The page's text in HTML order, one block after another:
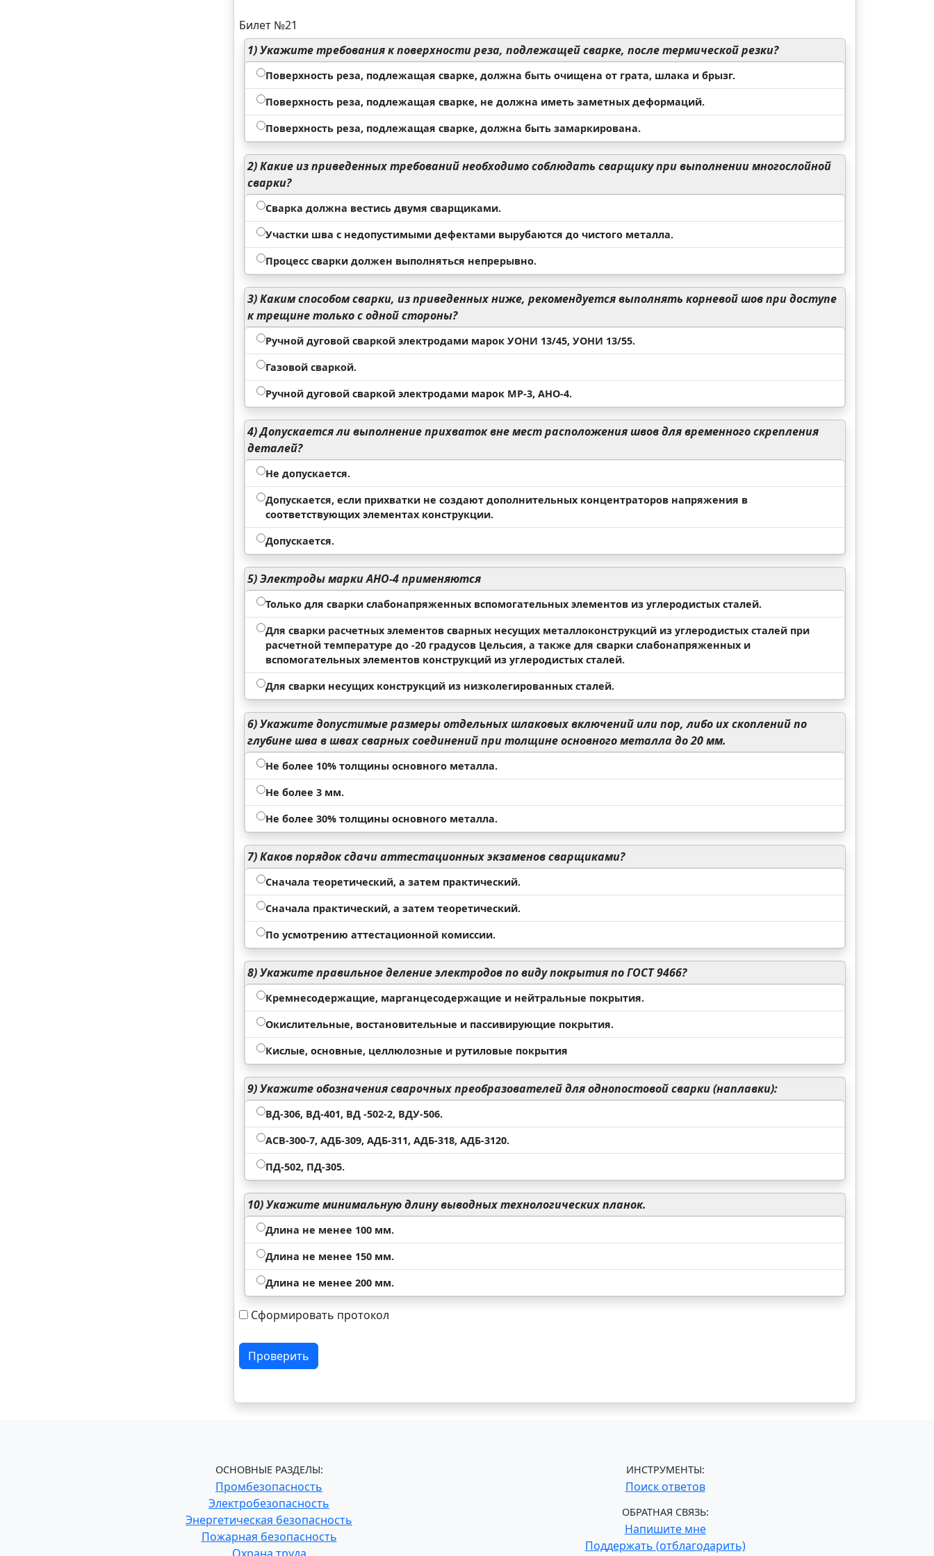
Билет №21
1)Укажите требования к поверхности реза, подлежащей сварке, после термической резки?
Поверхность реза, подлежащая сварке, должна быть очищена от грата, шлака и брызг.
Поверхность реза, подлежащая сварке, не должна иметь заметных деформаций.
Поверхность реза, подлежащая сварке, должна быть замаркирована.
2)Какие из приведенных требований необходимо соблюдать сварщику при выполнении многослойной
сварки?
Сварка должна вестись двумя сварщиками.
Участки шва с недопустимыми дефектами вырубаются до чистого металла.
Процесс сварки должен выполняться непрерывно.
3)Каким способом сварки, из приведенных ниже, рекомендуется выполнять корневой шов при доступе
к трещине только с одной стороны?
Ручной дуговой сваркой электродами марок УОНИ 13/45, УОНИ 13/55.
Газовой сваркой.
Ручной дуговой сваркой электродами марок МР-3, АНО-4.
4)Допускается ли выполнение прихваток вне мест расположения швов для временного скрепления
деталей?
Не допускается.
Допускается, если прихватки не создают дополнительных концентраторов напряжения в
соответствующих элементах конструкции.
Допускается.
5)Электроды марки АНО-4 применяются
Только для сварки слабонапряженных вспомогательных элементов из углеродистых сталей.
Для сварки расчетных элементов сварных несущих металлоконструкций из углеродистых сталей при
расчетной температуре до -20 градусов Цельсия, а также для сварки слабонапряженных и
вспомогательных элементов конструкций из углеродистых сталей.
Для сварки несущих конструкций из низколегированных сталей.
6)Укажите допустимые размеры отдельных шлаковых включений или пор, либо их скоплений по
глубине шва в швах сварных соединений при толщине основного металла до 20 мм.
Не более 10% толщины основного металла.
Не более 3 мм.
Не более 30% толщины основного металла.
7)Каков порядок сдачи аттестационных экзаменов сварщиками?
Сначала теоретический, а затем практический.
Сначала практический, а затем теоретический.
По усмотрению аттестационной комиссии.
8)Укажите правильное деление электродов по виду покрытия по ГОСТ 9466?
Кремнесодержащие, марганцесодержащие и нейтральные покрытия.
Окислительные, востановительные и пассивирующие покрытия.
Кислые, основные, целлюлозные и рутиловые покрытия
9)Укажите обозначения сварочных преобразователей для однопостовой сварки (наплавки):
ВД-306, ВД-401, ВД -502-2, ВДУ-506.
АСВ-300-7, АДБ-309, АДБ-311, АДБ-318, АДБ-3120.
ПД-502, ПД-305.
10)Укажите минимальную длину выводных технологических планок.
Длина не менее 100 мм.
Длина не менее 150 мм.
Длина не менее 200 мм.
Сформировать протокол
Проверить
ОСНОВНЫЕ РАЗДЕЛЫ:
Промбезопасность
Электробезопасность
Энергетическая безопасность
Пожарная безопасность
ИНСТРУМЕНТЫ:
Поиск ответов
ОБРАТНАЯ СВЯЗЬ:
Напишите мне
Поддержать (отблагодарить)